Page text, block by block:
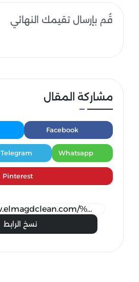
قُم بإرسال تقيمك النهائي
مشاركة المقال
Facebook
Whatsapp
Telegram
Pinterest
نسخ الرابط